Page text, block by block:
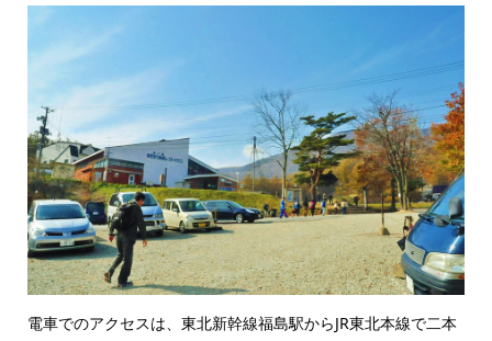
電車でのアクセスは、東北新幹線福島駅からJR東北本線で二本